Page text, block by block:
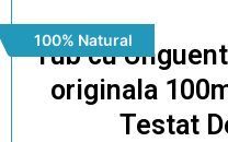
100% Natural
Tub cu
originala
Testat